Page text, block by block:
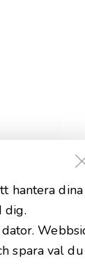
hantera dina
dig.
spara val du